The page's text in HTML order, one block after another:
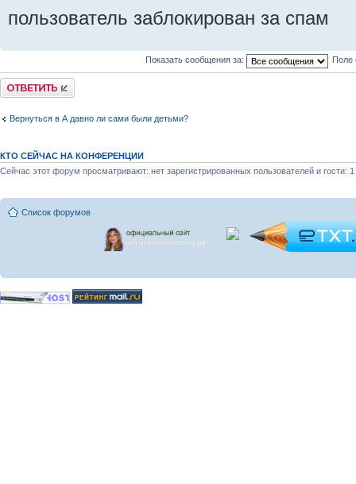
пользователь заблокирован за спам
Показать сообщения за: Поле
Ответить
Вернуться в А давно ли сами были детьми?
КТО СЕЙЧАС НА КОНФЕРЕНЦИИ
Сейчас этот форум просматривают: нет зарегистрированных пользователей и гости: 1
Список форумов